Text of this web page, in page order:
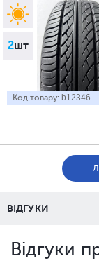
2шт
Код товару: b12346
ВІДГУКИ
Відгуки